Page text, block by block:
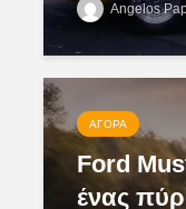
Angelos
ΑΓΟΡΆ
Ford
ένας